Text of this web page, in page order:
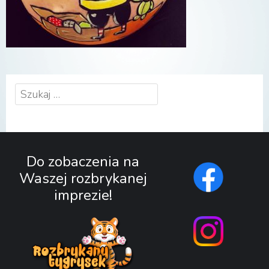
Szukaj:
Do zobaczenia na
Waszej rozbrykanej
imprezie!